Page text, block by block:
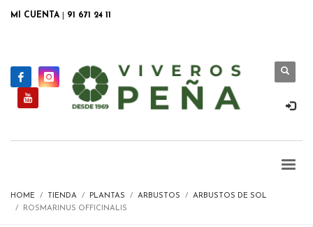
MI CUENTA 91 671 24 11
HOME TIENDA PLANTAS ARBUSTOS
ARBUSTOS DE SOL
ROSMARINUS OFFICINALIS